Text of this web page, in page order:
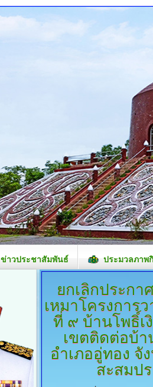
ข่าวประชาสัมพันธ์ ประมวลภาพ
ยกเลิกประกา
เหมาโครงการ
ที่ ๙ บ้านโพธิ์เ
เขตติดต่อบ้า
อำเภออู่ทอง จั
สะสมป